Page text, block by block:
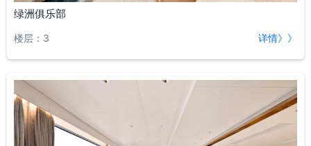
绿洲俱乐部
楼层：3 详情》》